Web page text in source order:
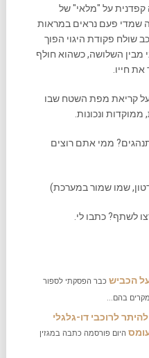
קפדנית על "מלאי" של
שמדי פעם נראים במראות
שולח פקודת היגוי הפוך
מבין השלושה, כשהוא חולף
חייו.
קריאת מפת השטח שבו
ממוקדות ונכונות.
ממי אתם רוצים
שמו שמור במערכת)
לשתף? כתבו לי.
הכביש כבר הפסקתי לספור
בהם...
לרוכבי דו-גלגלי
היום פורסמה כתבה במגזין